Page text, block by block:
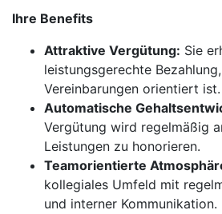
Ihre Benefits
Attraktive Vergütung: Sie
leistungsgerechte
Vereinbarungen orientiert ist.
Automatische
Vergütung wird regelmäßig
Leistungen zu honorieren.
Teamorientierte
kollegiales Umfeld mit
und interner Kommunikation.